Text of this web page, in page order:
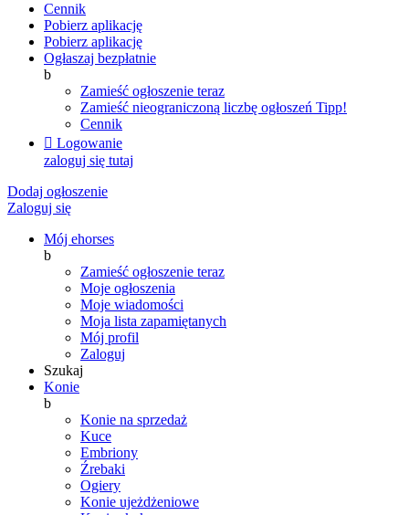
Cennik
Pobierz aplikację
Pobierz aplikację
Ogłaszaj bezpłatnie
b
Zamieść ogłoszenie teraz
Zamieść nieograniczoną liczbę ogłoszeń Tipp!
Cennik
 Logowanie
zaloguj się tutaj
Dodaj ogłoszenie
Zaloguj się
Mój ehorses
b
Zamieść ogłoszenie teraz
Moje ogłoszenia
Moje wiadomości
Moja lista zapamiętanych
Mój profil
Zaloguj
Szukaj
Konie
b
Konie na sprzedaż
Kuce
Embriony
Źrebaki
Ogiery
Konie ujeżdżeniowe